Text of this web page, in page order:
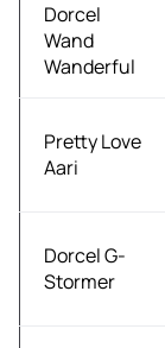
Dorcel
Wand
Wanderful
Pretty Love
Aari
Dorcel G-
Stormer